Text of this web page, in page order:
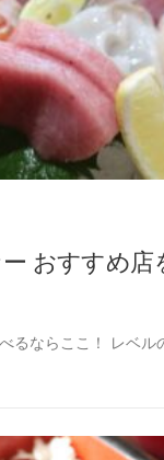
おすすめ店
るならここ！ レベル